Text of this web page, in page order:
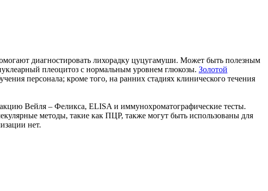
диагностировать лихорадку цуцугамуши. Может быть полезным
плеоцитоз с нормальным уровнем глюкозы. Золотой
персонала; кроме того, на ранних стадиях клинического течения
Вейля – Феликса, ELISA и иммунохроматографические тесты.
методы, такие как ПЦР, также могут быть использованы для
нет.